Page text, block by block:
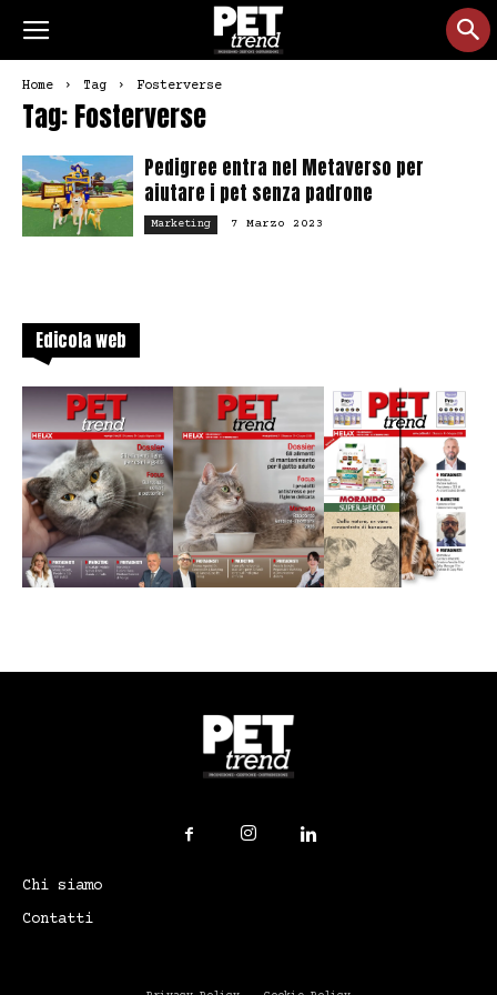
Home Tag Fosterverse
Tag: Fosterverse
Pedigree entra nel Metaverso per
aiutare i pet senza padrone
Marketing 7 Marzo 2023
Edicola web
Chi siamo
Contatti